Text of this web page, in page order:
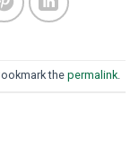
the permalink.